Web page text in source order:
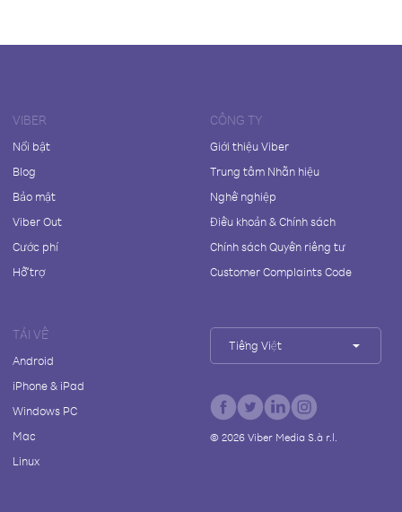
VIBER
Nổi bật
Blog
Bảo mật
Viber Out
Cước phí
Hỗ trợ
CÔNG TY
Giới thiệu Viber
Trung tâm Nhãn hiệu
Nghề nghiệp
Điều khoản & Chính sách
Chính sách Quyền riêng tư
Customer Complaints Code
TẢI VỀ
Android
iPhone & iPad
Windows PC
Mac
Linux
Tiếng Việt
© 2026Viber Media S.à r.l.